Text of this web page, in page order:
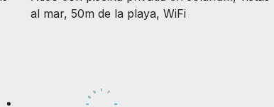
al mar, 50m de la playa, WiFi